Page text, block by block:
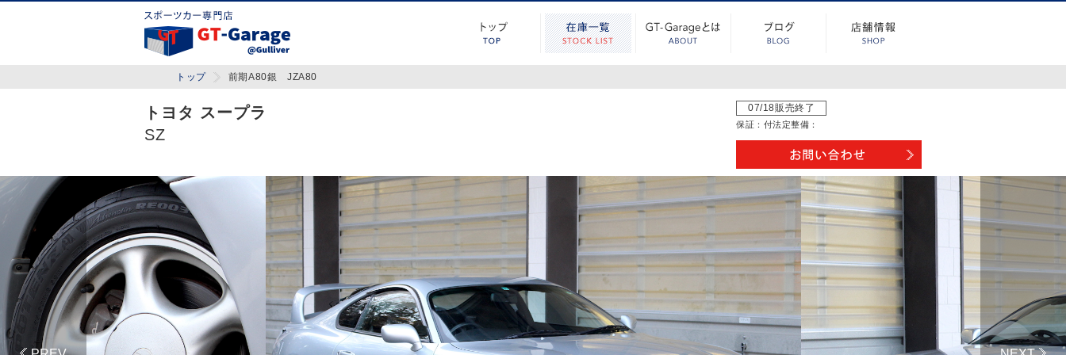
トップ 前期A80銀 JZA80
トヨタ スープラ
SZ
07/18販売終了
保証： 付法定整備：